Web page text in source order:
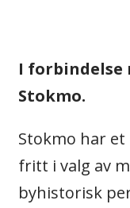
I forbindelse
Stokmo.
Stokmo har
fritt i valg av
byhistorisk